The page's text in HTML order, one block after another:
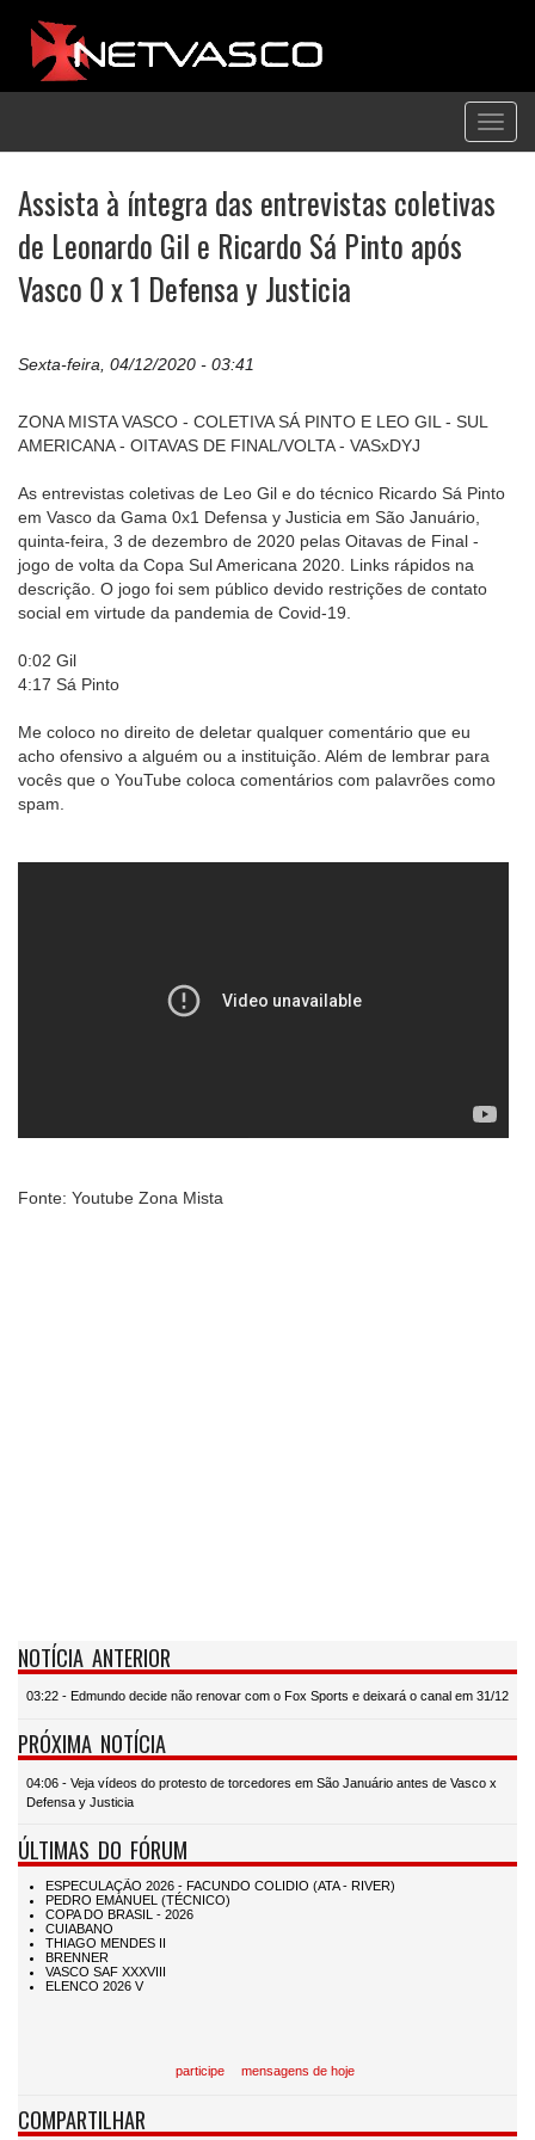
Assista à íntegra das entrevistas coletivas
de Leonardo Gil e Ricardo Sá Pinto após
Vasco 0 x 1 Defensa y Justicia
Sexta-feira, 04/12/2020 - 03:41
ZONA MISTA VASCO - COLETIVA SÁ PINTO E LEO GIL - SUL
AMERICANA - OITAVAS DE FINAL/VOLTA - VASxDYJ
As entrevistas coletivas de Leo Gil e do técnico Ricardo Sá Pinto
em Vasco da Gama 0x1 Defensa y Justicia em São Januário,
quinta-feira, 3 de dezembro de 2020 pelas Oitavas de Final -
jogo de volta da Copa Sul Americana 2020. Links rápidos na
descrição. O jogo foi sem público devido restrições de contato
social em virtude da pandemia de Covid-19.
0:02 Gil
4:17 Sá Pinto
Me coloco no direito de deletar qualquer comentário que eu
acho ofensivo a alguém ou a instituição. Além de lembrar para
vocês que o YouTube coloca comentários com palavrões como
spam.
Fonte: Youtube Zona Mista
NOTÍCIA ANTERIOR
03:22 - Edmundo decide não renovar com o Fox Sports e deixará o canal em 31/12
PRÓXIMA NOTÍCIA
04:06 - Veja vídeos do protesto de torcedores em São Januário antes de Vasco x
Defensa y Justicia
ÚLTIMAS DO FÓRUM
participe mensagens de hoje
COMPARTILHAR